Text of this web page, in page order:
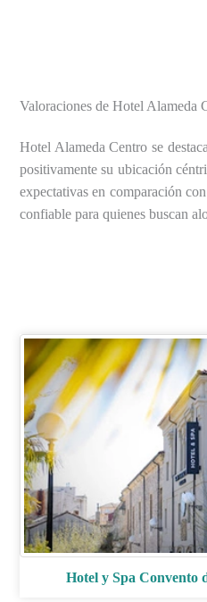
Valoraciones de Hotel Alameda
Hotel Alameda Centro se
positivamente su ubicación
expectativas en comparación
confiable para quienes buscan
Hotel y Spa Convento